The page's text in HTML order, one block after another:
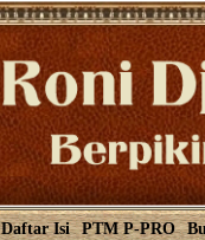
Daftar Isi PTM P-PRO